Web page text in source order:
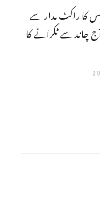
کا راکٹ مدار سے
چاند سے ٹکرانے کا